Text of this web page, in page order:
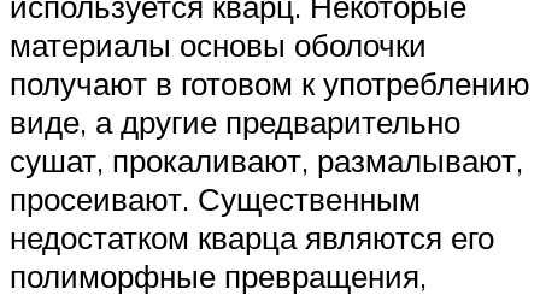
материалы основы оболочки
получают в готовом к употреблению
виде, а другие предварительно
сушат, прокаливают, размалывают,
просеивают. Существенным
недостатком кварца являются его
полиморфные превращения,